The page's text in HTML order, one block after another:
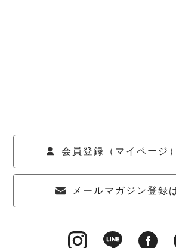
会員登録（マイページ
メールマガジン登録